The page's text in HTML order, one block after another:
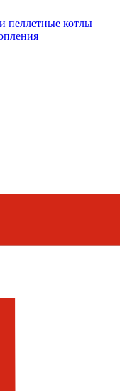
пеллетные котлы